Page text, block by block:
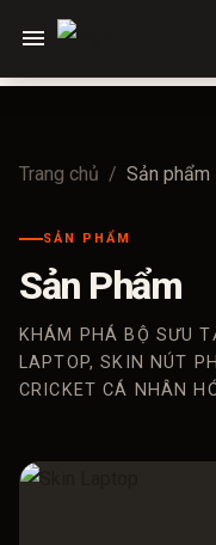
Trang chủ / Sản phẩm
SẢN PHẨM
Sản Phẩm
KHÁM PHÁ BỘ SƯU
LAPTOP, SKIN NÚT
CRICKET CÁ NHÂN